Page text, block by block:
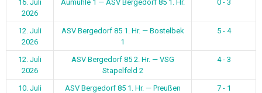
16. Juli
2026
Aumühle 1 — ASV Bergedorf 85 1. Hr. 0 - 3
12. Juli
2026
ASV Bergedorf 85 1. Hr. — Bostelbek
1
5 - 4
12. Juli
2026
ASV Bergedorf 85 2. Hr. — VSG
Stapelfeld 2
4 - 3
10. Juli
ASV Bergedorf 85 1. Hr. — Preußen
7 - 1